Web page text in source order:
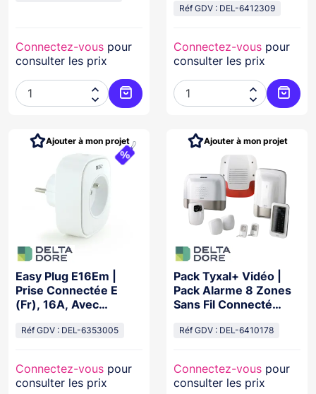
Connectez-vous pour
consulter les prix


Ajouter au panier
Réf GDV : DEL-6412309
Connectez-vous pour
consulter les prix


Easy Plug E16Em |
Prise Connectée E
(Fr), 16A, Avec
Consommation
Réf GDV : DEL-6353005
Connectez-vous pour
consulter les prix
Ajouter à mon projet
Pack Tyxal+ Vidéo |
Pack Alarme 8 Zones
Sans Fil Connecté
Gsm
Réf GDV : DEL-6410178
Connectez-vous pour
consulter les prix
Ajouter à mon projet